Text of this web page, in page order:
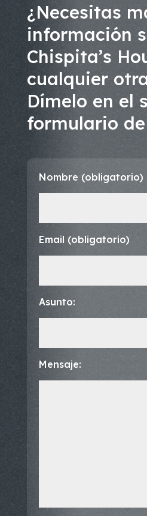
¿Necesitas
información
Chispita’s
cualquier
Dímelo en el
formulario
Nombre (obligatorio)
Email (obligatorio)
Asunto:
Mensaje: